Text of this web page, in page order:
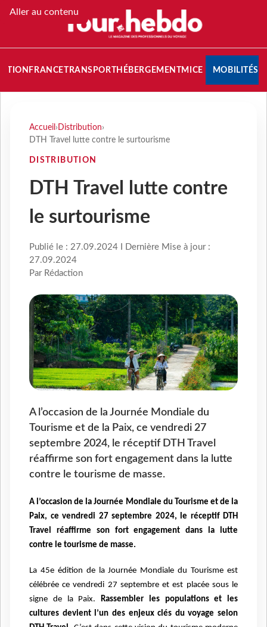
Aller au contenu
FRANCETRANSPORT HÉBERGEMENTMICE MOBILITÉS
Accueil › Distribution›
DTH Travel lutte contre le surtourisme
DISTRIBUTION
DTH Travel lutte contre
le surtourisme
Publié le : 27.09.2024 I Dernière Mise à jour :
27.09.2024
Par Rédaction
A l’occasion de la Journée Mondiale du
Tourisme et de la Paix, ce vendredi 27
septembre 2024, le réceptif DTH Travel
réaffirme son fort engagement dans la lutte
contre le tourisme de masse.
A l’occasion de la Journée Mondiale du Tourisme et de la
Paix, ce vendredi 27 septembre 2024, le réceptif DTH
Travel réaffirme son fort engagement dans la lutte
contre le tourisme de masse.
La 45e édition de la Journée Mondiale du Tourisme est
célébrée ce vendredi 27 septembre et est placée sous le
signe de la Paix. Rassembler les populations et les
cultures devient l’un des enjeux clés du voyage selon